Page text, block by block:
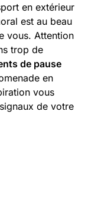
en extérieur
est au beau
vous. Attention
trop de
de pause
en
vous
de votre